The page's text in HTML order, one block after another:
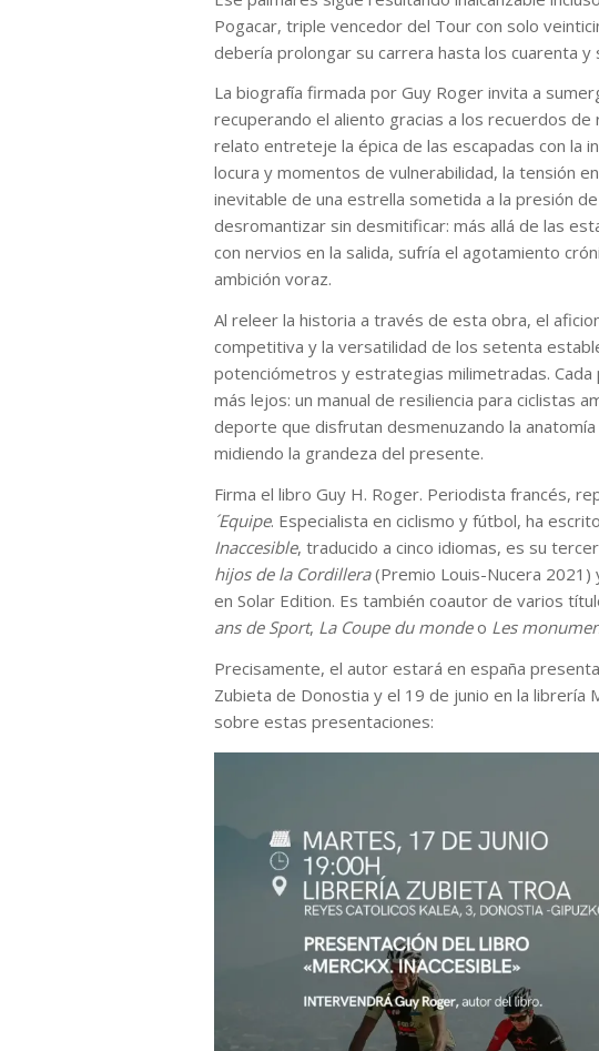
Pogacar, triple vencedor del Tour con solo
debería prolongar su carrera hasta los cuarenta
La biografía firmada por Guy Roger invita a
recuperando el aliento gracias a los recuerdos
relato entreteje la épica de las escapadas con la
locura y momentos de vulnerabilidad, la tensión
inevitable de una estrella sometida a la presión
desromantizar sin desmitificar: más allá de las
con nervios en la salida, sufría el agotamiento
ambición voraz.
Al releer la historia a través de esta obra, el
competitiva y la versatilidad de los setenta
potenciómetros y estrategias milimetradas. Cada
más lejos: un manual de resiliencia para ciclistas
deporte que disfrutan desmenuzando la
midiendo la grandeza del presente.
Firma el libro Guy H. Roger. Periodista francés,
´Equipe. Especialista en ciclismo y fútbol, ha
Inaccesible, traducido a cinco idiomas, es su
hijos de la Cordillera(Premio Louis-Nucera 2021)
en Solar Edition. Es también coautor de varios
ans de Sport, La Coupe du mondeo Les
Precisamente, el autor estará en españa
Zubieta de Donostia y el 19 de junio en la librería
sobre estas presentaciones: